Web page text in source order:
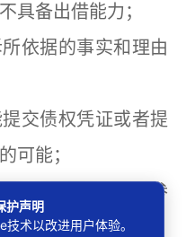
备出借能力；
依据的事实和理由
交债权凭证或者提
可能；
定期限内多次参
护声明
术以改进用户体验。